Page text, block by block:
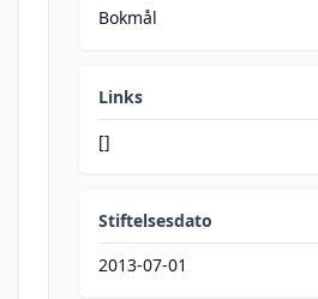
Bokmål
Links
[]
Stiftelsesdato
2013-07-01